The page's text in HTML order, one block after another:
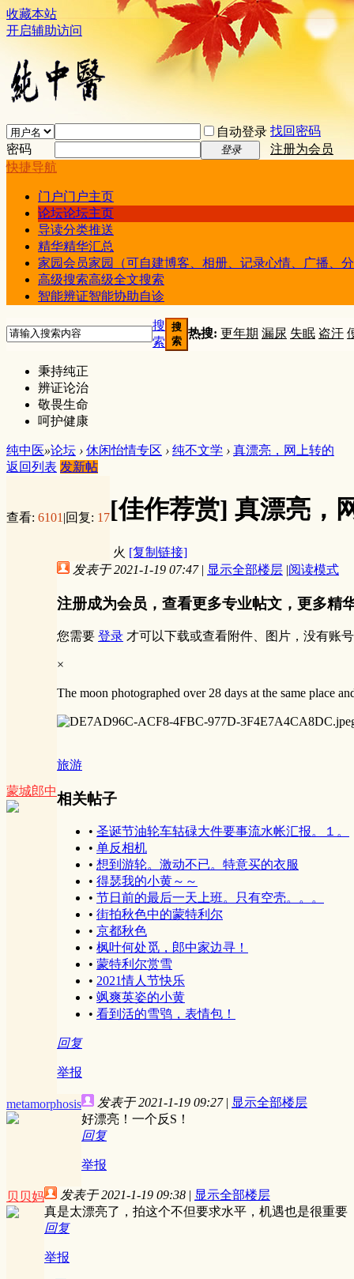
收藏本站
开启辅助访问
自动登录 找回密码
密码
登录
注册为会员
快捷导航
门户门户主页
论坛论坛主页
导读分类推送
精华精华汇总
家园会员家园（可自建博客、相册、记录心情、广播、
高级搜索高级全文搜索
智能辨证智能协助自诊
搜
索
搜
索
热搜: 更年期 漏尿 失眠 盗汗
秉持纯正
辨证论治
敬畏生命
呵护健康
纯中医»论坛 › 休闲怡情专区 › 纯不文学 › 真漂亮，网上转的
返回列表 发新帖
查看: 6101 |回复: 17[佳作荐赏] 真漂亮，
火 [复制链接]
蒙城郎中
发表于 2021-1-19 07:47 | 显示全部楼层 |阅读模式
注册成为会员，查看更多专业帖文，更多精
您需要 登录 才可以下载或查看附件、图片，没有账
×
The moon photographed over 28 days at the same place
旅游
相关帖子
• 圣诞节油轮车轱碌大件要事流水帐汇报。１。
• 单反相机
• 想到游轮。激动不已。特意买的衣服
• 得瑟我的小黄～～
• 节日前的最后一天上班。只有空壳。。。
• 街拍秋色中的蒙特利尔
• 京都秋色
• 枫叶何处觅，郎中家边寻！
• 蒙特利尔赏雪
• 2021情人节快乐
• 飒爽英姿的小黄
• 看到活的雪鸮，表情包！
回复
举报
metamorphosis 发表于 2021-1-19 09:27 | 显示全部楼层
好漂亮！一个反S！
回复
举报
贝贝妈 发表于 2021-1-19 09:38 | 显示全部楼层
真是太漂亮了，拍这个不但要求水平，机遇也是很重要
回复
举报